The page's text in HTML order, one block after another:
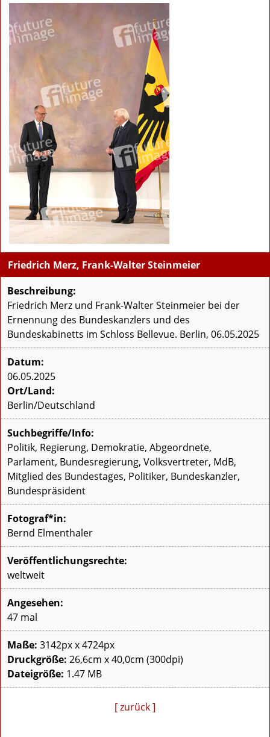
Friedrich Merz, Frank-Walter Steinmeier
Beschreibung:
Friedrich Merz und Frank-Walter Steinmeier bei der
Ernennung des Bundeskanzlers und des
Bundeskabinetts im Schloss Bellevue. Berlin, 06.05.2025
Datum:
06.05.2025
Ort/Land:
Berlin/Deutschland
Suchbegriffe/Info:
Politik, Regierung, Demokratie, Abgeordnete,
Parlament, Bundesregierung, Volksvertreter, MdB,
Mitglied des Bundestages, Politiker, Bundeskanzler,
Bundespräsident
Fotograf*in:
Bernd Elmenthaler
Veröffentlichungsrechte:
weltweit
Angesehen:
47 mal
Maße: 3142px x 4724px
Druckgröße: 26,6cm x 40,0cm (300dpi)
Dateigröße: 1.47 MB
[ zurück ]